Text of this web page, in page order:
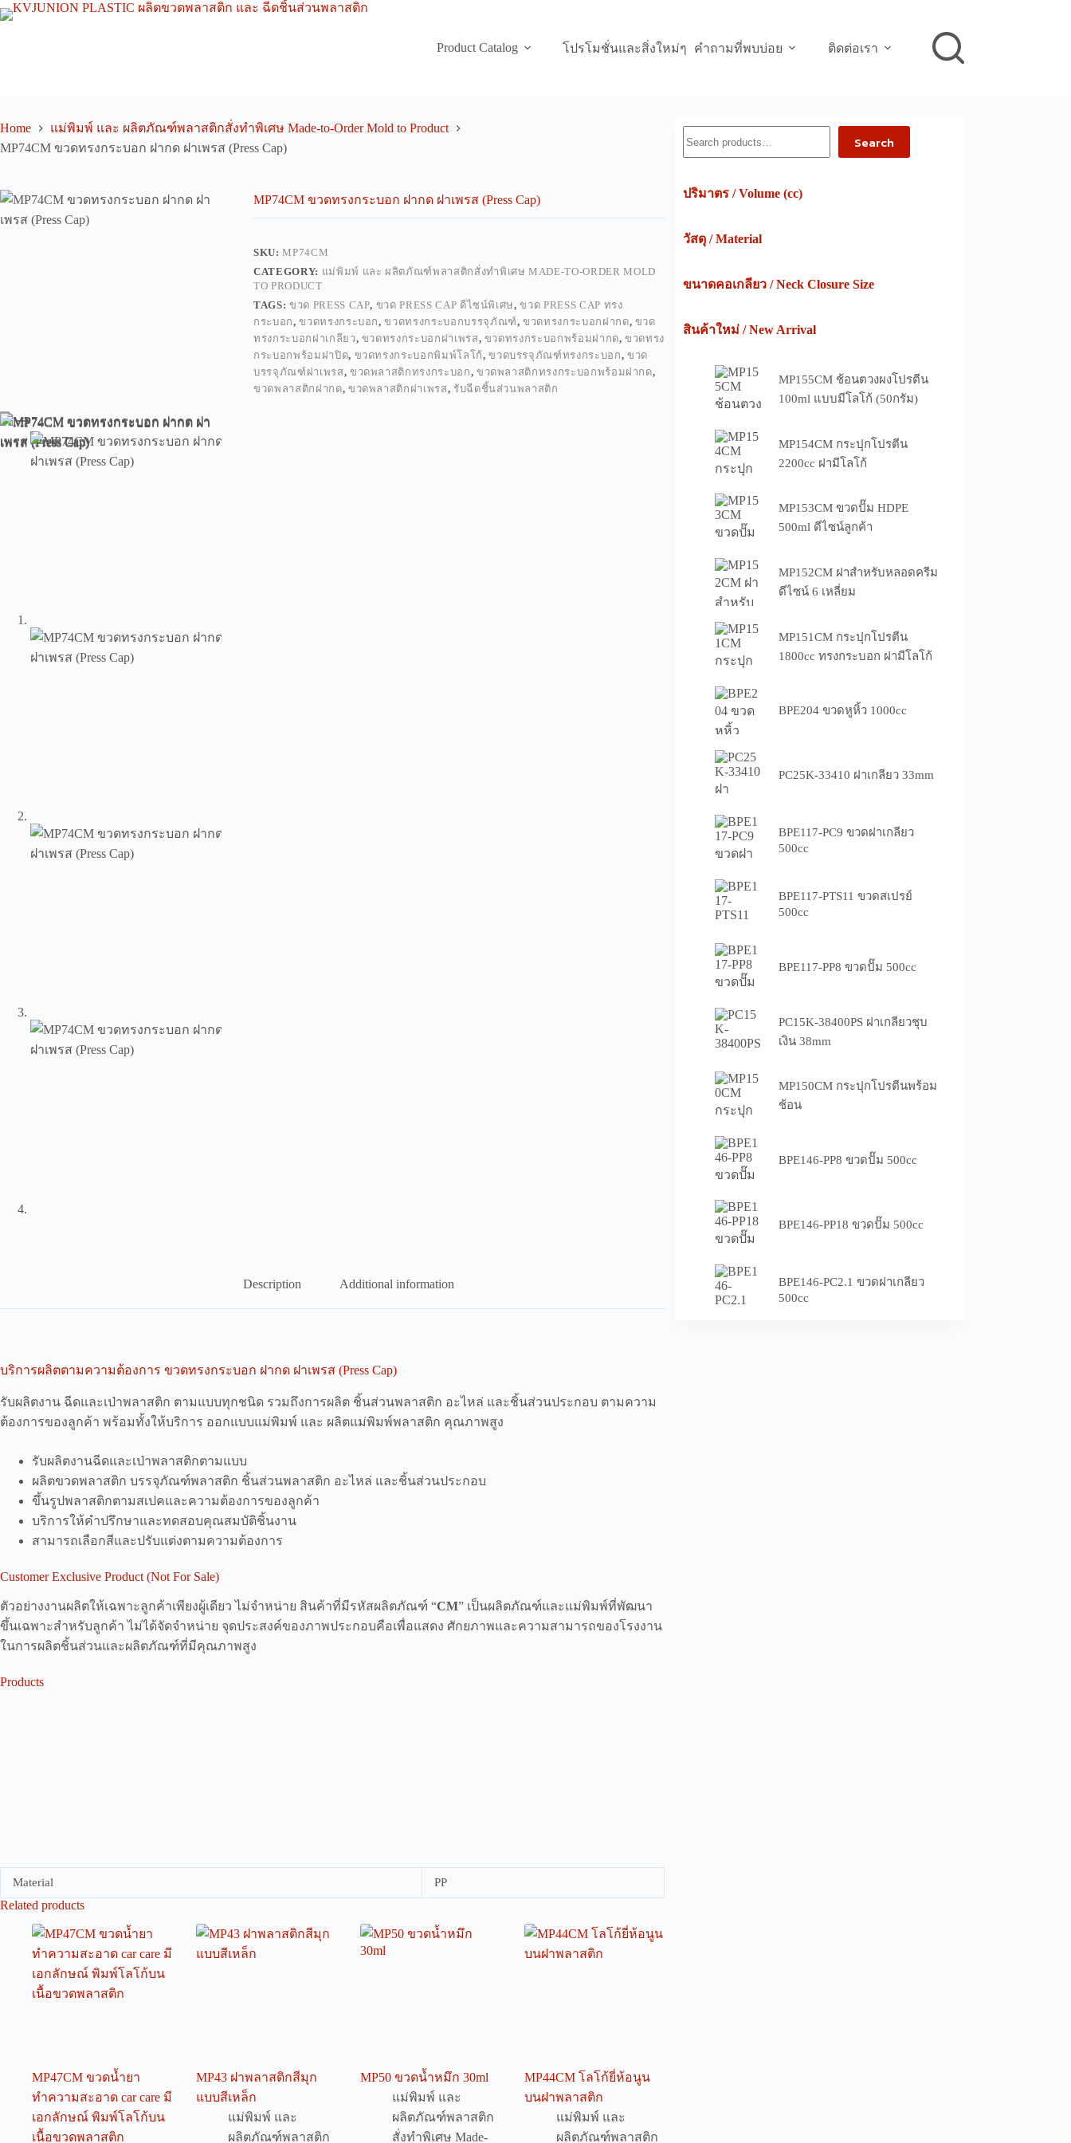
Skip
to
Product Catalog
โปรโมชั่นและสิ่งใหม่ๆ คำถามที่พบบ่อย ติดต่อเรา
Home
แม่พิมพ์ และ ผลิตภัณฑ์พลาสติกสั่งทำพิเศษ Made-to-Order Mold to Product
MP74CM ขวดทรงกระบอก ฝากด ฝาเพรส (Press Cap)
MP74CM ขวดทรงกระบอก ฝากด ฝาเพรส (Press Cap)
SKU:MP74CM
CATEGORY: แม่พิมพ์ และ ผลิตภัณฑ์พลาสติกสั่งทำพิเศษ MADE-TO-ORDER MOLD
TO PRODUCT
TAGS:ขวด PRESS CAP, ขวด PRESS CAP ดีไซน์พิเศษ,ขวด PRESS CAP ทรง
กระบอก,ขวดทรงกระบอก,ขวดทรงกระบอกบรรจุภัณฑ์,ขวดทรงกระบอกฝากด, ขวด
ทรงกระบอกฝาเกลียว, ขวดทรงกระบอกฝาเพรส, ขวดทรงกระบอกพร้อมฝากด,ขวดทรง
กระบอกพร้อมฝาปิด, ขวดทรงกระบอกพิมพ์โลโก้,ขวดบรรจุภัณฑ์ทรงกระบอก, ขวด
บรรจุภัณฑ์ฝาเพรส, ขวดพลาสติกทรงกระบอก, ขวดพลาสติกทรงกระบอกพร้อมฝากด,
ขวดพลาสติกฝากด, ขวดพลาสติกฝาเพรส, รับฉีดชิ้นส่วนพลาสติก
Description Additional information
บริการผลิตตามความต้องการ ขวดทรงกระบอก ฝากด ฝาเพรส (Press Cap)
รับผลิตงาน ฉีดและเป่าพลาสติก ตามแบบทุกชนิด รวมถึงการผลิต ชิ้นส่วนพลาสติก อะไหล่ และชิ้นส่วนประกอบ ตามความ
ต้องการของลูกค้า พร้อมทั้งให้บริการ ออกแบบแม่พิมพ์ และ ผลิตแม่พิมพ์พลาสติก คุณภาพสูง
รับผลิตงานฉีดและเป่าพลาสติกตามแบบ
ผลิตขวดพลาสติก บรรจุภัณฑ์พลาสติก ชิ้นส่วนพลาสติก อะไหล่ และชิ้นส่วนประกอบ
ขึ้นรูปพลาสติกตามสเปคและความต้องการของลูกค้า
บริการให้คำปรึกษาและทดสอบคุณสมบัติชิ้นงาน
สามารถเลือกสีและปรับแต่งตามความต้องการ
Customer Exclusive Product (Not For Sale)
ตัวอย่างงานผลิตให้เฉพาะลูกค้าเพียงผู้เดียว ไม่จำหน่าย สินค้าที่มีรหัสผลิตภัณฑ์ “CM” เป็นผลิตภัณฑ์และแม่พิมพ์ที่พัฒนา
ขึ้นเฉพาะสำหรับลูกค้า ไม่ได้จัดจำหน่าย จุดประสงค์ของภาพประกอบคือเพื่อแสดง ศักยภาพและความสามารถของโรงงาน
ในการผลิตชิ้นส่วนและผลิตภัณฑ์ที่มีคุณภาพสูง
Products
Material PP
Related products
MP47CM ขวดน้ำยา
ทำความสะอาด car care มี
เอกลักษณ์ พิมพ์โลโก้บน
เนื้อขวดพลาสติก
MP43 ฝาพลาสติกสีมุก
แบบสีเหล็ก
แม่พิมพ์ และ
ผลิตภัณฑ์พลาสติก
MP50 ขวดน้ำหมึก 30ml
แม่พิมพ์ และ
ผลิตภัณฑ์พลาสติก
สั่งทำพิเศษ Made-
MP44CM โลโก้ยี่ห้อนูน
บนฝาพลาสติก
แม่พิมพ์ และ
ผลิตภัณฑ์พลาสติก
Search
ปริมาตร / Volume (cc)
วัสดุ / Material
ขนาดคอเกลียว / Neck Closure Size
สินค้าใหม่ / New Arrival
MP155CM ช้อนตวงผงโปรตีน
100ml แบบมีโลโก้ (50กรัม)
MP154CM กระปุกโปรตีน
2200cc ฝามีโลโก้
MP153CM ขวดปั๊ม HDPE
500ml ดีไซน์ลูกค้า
MP152CM ฝาสำหรับหลอดครีม
ดีไซน์ 6 เหลี่ยม
MP151CM กระปุกโปรตีน
1800cc ทรงกระบอก ฝามีโลโก้
BPE204 ขวดหูหิ้ว 1000cc
PC25K-33410 ฝาเกลียว 33mm
BPE117-PC9 ขวดฝาเกลียว
500cc
BPE117-PTS11 ขวดสเปรย์
500cc
BPE117-PP8 ขวดปั๊ม 500cc
PC15K-38400PS ฝาเกลียวชุบ
เงิน 38mm
MP150CM กระปุกโปรตีนพร้อม
ช้อน
BPE146-PP8 ขวดปั๊ม 500cc
BPE146-PP18 ขวดปั๊ม 500cc
BPE146-PC2.1 ขวดฝาเกลียว
500cc